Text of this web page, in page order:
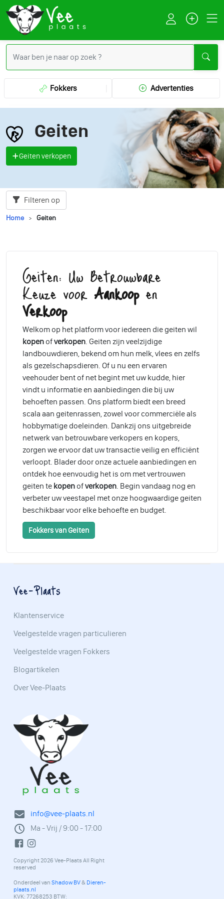
Fokkers Advertenties
Geiten
Geiten verkopen
Filteren op
Home Geiten
Geiten: Uw Betrouwbare
Keuze voorAankoopen
Verkoop
Welkom op het platform voor iedereen die geiten wil
kopen ofverkopen. Geiten zijn veelzijdige
landbouwdieren, bekend om hun melk, vlees en zelfs
als gezelschapsdieren. Of u nu een ervaren
veehouder bent of net begint met uw kudde, hier
vindt u informatie en aanbiedingen die bij uw
behoeften passen. Ons platform biedt een breed
scala aan geitenrassen, zowel voor commerciële als
hobbymatige doeleinden. Dankzij ons uitgebreide
netwerk van betrouwbare verkopers en kopers,
zorgen we ervoor dat uw transactie veilig en efficiënt
verloopt. Blader door onze actuele aanbiedingen en
ontdek hoe eenvoudig het is om met vertrouwen
geiten te kopen ofverkopen. Begin vandaag nog en
verbeter uw veestapel met onze hoogwaardige geiten
beschikbaar voor elke behoefte en budget.
Fokkers van Geiten
info@vee-plaats.nl
Ma - Vrij / 9:00 - 17:00
Copyright 2026 Vee-Plaats All Right
reserved
Onderdeel van Shadow BV& Dieren-
plaats.nl
KVK: 77268253 BTW:
Vee-Plaats
Klantenservice
Veelgestelde vragen particulieren
Veelgestelde vragen Fokkers
Blogartikelen
Over Vee-Plaats